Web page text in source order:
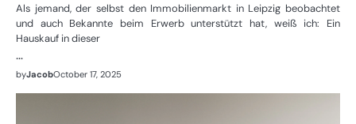
Als jemand, der selbst den Immobilienmarkt in Leipzig beobachtet
und auch Bekannte beim Erwerb unterstützt hat, weiß ich: Ein
Hauskauf in dieser
…
byJacobOctober 17, 2025